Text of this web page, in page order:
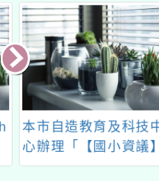
本市自造教育及科技中
心辦理「【國小資議】
Micro:bit社群研習－